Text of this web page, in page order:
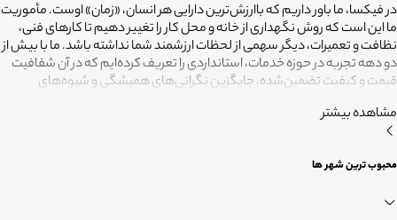
در فیکسا، ما باور داریم که باارزش‌ترین دارایی هر انسان، «زمان» اوست. مأموریت
ما این است که روش نگهداری از خانه و محل کار را تغییر دهیم تا کارهای فنی،
نظافت و تعمیرات، دیگر سهمی از لحظات ارزشمند شما نداشته باشد. ما با بیش از
دو دهه تجربه در حوزه خدمات، استانداردی را تعریف کرده‌ایم که در آن شفافیت
قیمت و کیفیت تضمین‌شده، جایگزین نگرانی‌های همیشگی و شیوه‌های
متخصصانی بسپاریم که از فیلترهای سخت‌گیرانه رد شده‌اند تا نتیجه نهایی،
دقیقاً همان فضای امن و بی‌دغدغه‌ای باشد که همیشه برای آرامش خود
آنکه شما فرصت بیشتری برای زندگی کردن داشته باشید؛ فیکسا، زمانی برای
مشاهده بیشتر
محبوب ترین شهر ها